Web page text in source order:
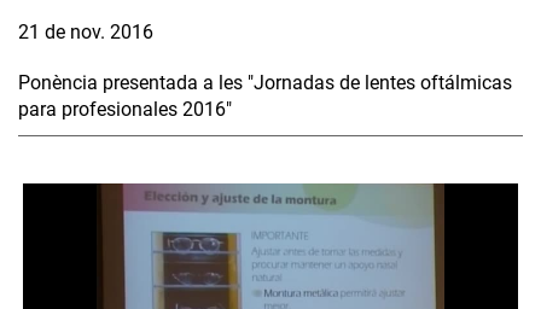
21 de nov. 2016
Ponència presentada a les "Jornadas de lentes oftálmicas
para profesionales 2016"